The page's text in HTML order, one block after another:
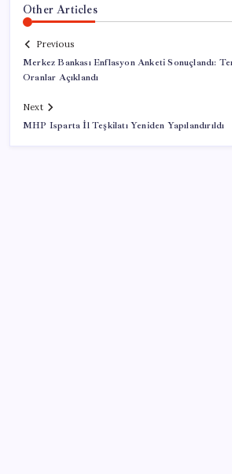
Other Articles
Previous
Merkez Bankası Enflasyon Anketi Sonuçlandı:
Oranlar Açıklandı
Next
MHP Isparta İl Teşkilatı Yeniden Yapılandırıldı